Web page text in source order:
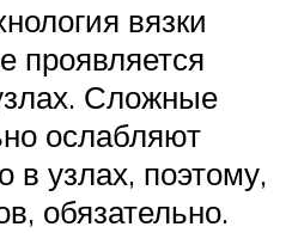
вязки
проявляется
Сложные
ослабляют
в узлах, поэтому,
обязательно.